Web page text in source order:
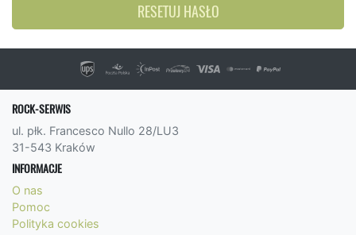
RESETUJ HASŁO
ROCK-SERWIS
ul. płk. Francesco Nullo 28/LU3
31-543 Kraków
INFORMACJE
O nas
Pomoc
Polityka cookies